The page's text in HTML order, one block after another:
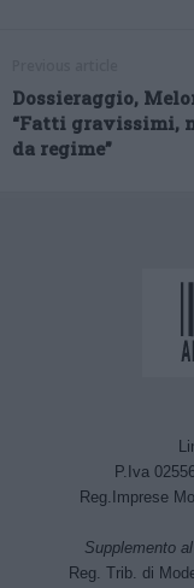
Dossieraggio,
“Fatti gravissimi,
da regime”
P.Iva
Reg.Imprese
Supplemento
Reg. Trib. di